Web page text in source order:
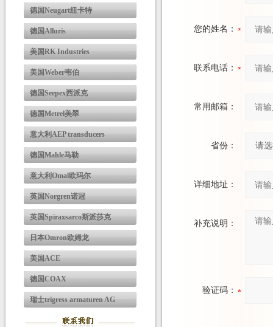
德国Neugart纽卡特
德国Alluris
美国RK Industries
美国Weber韦伯
德国Seepex西派克
德国Metrel美翠
意大利AEP transducers
德国Mahle马勒
意大利Omal欧玛尔
英国Norgren诺冠
英国Spiraxsarco斯派莎克
日本Omron欧姆龙
美国ACE
德国COAX
瑞士trigress armaturen AG
您的姓名：
联系电话：
常用邮箱：
省份：
详细地址：
补充说明：
验证码：